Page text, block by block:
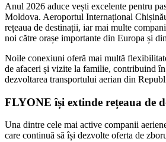
Anul 2026 aduce vești excelente pentru
Moldova. Aeroportul Internațional
rețeaua de destinații, iar mai multe
noi către orașe importante din Europa și
Noile conexiuni oferă mai multă
de afaceri și vizite la familie, contribuind
dezvoltarea transportului aerian din
FLYONE își extinde rețeaua de
Una dintre cele mai active companii
care continuă să își dezvolte oferta de